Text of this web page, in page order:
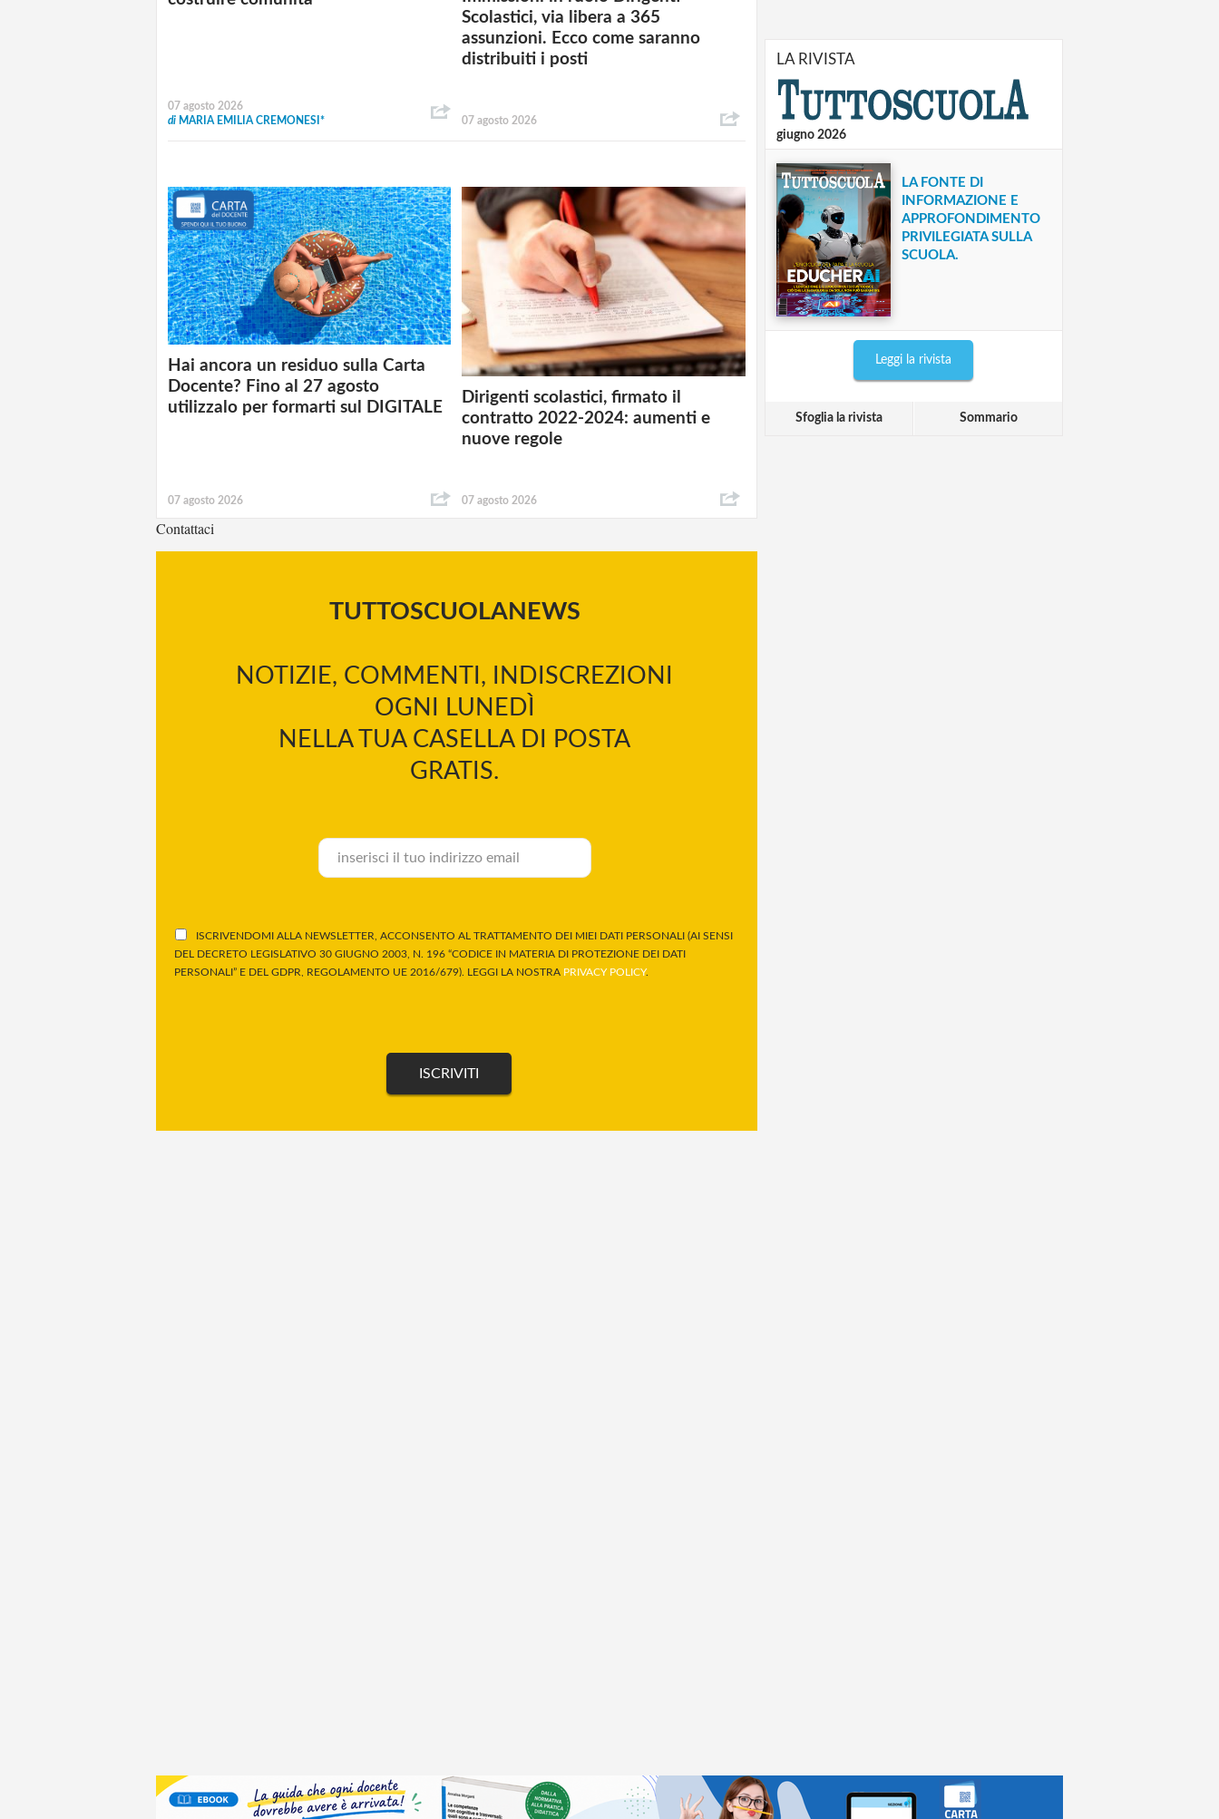
07 agosto 2026
di MARIA EMILIA CREMONESI*
Scolastici, via libera a 365
assunzioni. Ecco come saranno
distribuiti i posti
07 agosto 2026
Hai ancora un residuo sulla Carta
Docente? Fino al 27 agosto
utilizzalo per formarti sul DIGITALE
07 agosto 2026
Dirigenti scolastici, firmato il
contratto 2022-2024: aumenti e
nuove regole
07 agosto 2026
Contattaci
TUTTOSCUOLANEWS
NOTIZIE, COMMENTI, INDISCREZIONI
OGNI LUNEDÌ
NELLA TUA CASELLA DI POSTA
GRATIS.
ISCRIVENDOMI ALLA NEWSLETTER, ACCONSENTO AL TRATTAMENTO DEI MIEI DATI PERSONALI (AI SENSI
DEL DECRETO LEGISLATIVO 30 GIUGNO 2003, N. 196 “CODICE IN MATERIA DI PROTEZIONE DEI DATI
PERSONALI” E DEL GDPR, REGOLAMENTO UE 2016/679). LEGGI LA NOSTRA PRIVACY POLICY.
LA RIVISTA
giugno 2026
LA FONTE DI
INFORMAZIONE E
APPROFONDIMENTO
PRIVILEGIATA SULLA
SCUOLA.
Leggi la rivista
Sfoglia la rivista Sommario